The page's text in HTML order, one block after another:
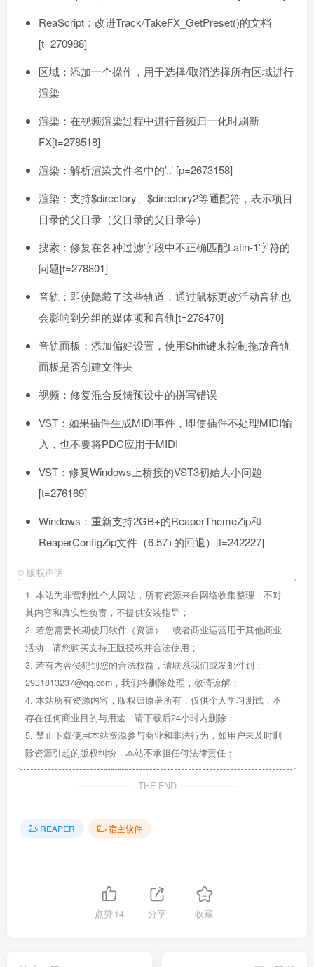
ReaScript：改进Track/TakeFX_GetPreset()的文档
[t=270988]
区域：添加一个操作，用于选择/取消选择所有区域进行
渲染
渲染：在视频渲染过程中进行音频归一化时刷新
FX[t=278518]
渲染：解析渲染文件名中的’..’ [p=2673158]
渲染：支持$directory、$directory2等通配符，表示项目
目录的父目录（父目录的父目录等）
搜索：修复在各种过滤字段中不正确匹配Latin-1字符的
问题[t=278801]
音轨：即使隐藏了这些轨道，通过鼠标更改活动音轨也
会影响到分组的媒体项和音轨[t=278470]
音轨面板：添加偏好设置，使用Shift键来控制拖放音轨
面板是否创建文件夹
视频：修复混合反馈预设中的拼写错误
VST：如果插件生成MIDI事件，即使插件不处理MIDI输
入，也不要将PDC应用于MIDI
VST：修复Windows上桥接的VST3初始大小问题
[t=276169]
Windows：重新支持2GB+的ReaperThemeZip和
ReaperConfigZip文件（6.57+的回退）[t=242227]
© 版权声明
1. 本站为非营利性个人网站，所有资源来自网络收集整理，不对
其内容和真实性负责，不提供安装指导；
2. 若您需要长期使用软件（资源），或者商业运营用于其他商业
活动，请您购买支持正版授权并合法使用；
3. 若有内容侵犯到您的合法权益，请联系我们或发邮件到：
2931813237@qq.com，我们将删除处理，敬请谅解；
4. 本站所有资源内容，版权归原著所有，仅供个人学习测试，不
存在任何商业目的与用途，请下载后24小时内删除；
5. 禁止下载使用本站资源参与商业和非法行为，如用户未及时删
除资源引起的版权纠纷，本站不承担任何法律责任；
THE END
REAPER 宿主软件
点赞14 分享 收藏